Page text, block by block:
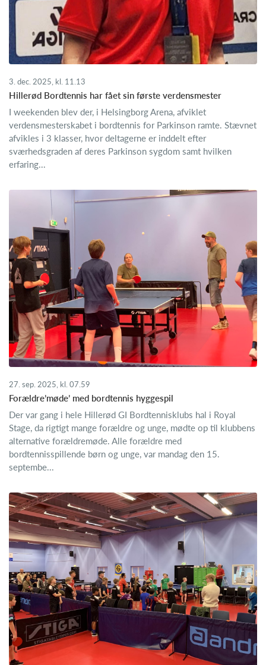
3. dec. 2025, kl. 11.13
Hillerød Bordtennis har fået sin første verdensmester
I weekenden blev der, i Helsingborg Arena, afviklet
verdensmesterskabet i bordtennis for Parkinson ramte. Stævnet
afvikles i 3 klasser, hvor deltagerne er inddelt efter
sværhedsgraden af deres Parkinson sygdom samt hvilken
erfaring...
27. sep. 2025, kl. 07.59
Forældre’møde’ med bordtennis hyggespil
Der var gang i hele Hillerød GI Bordtennisklubs hal i Royal
Stage, da rigtigt mange forældre og unge, mødte op til klubbens
alternative forældremøde. Alle forældre med
bordtennisspillende børn og unge, var mandag den 15.
septembe...